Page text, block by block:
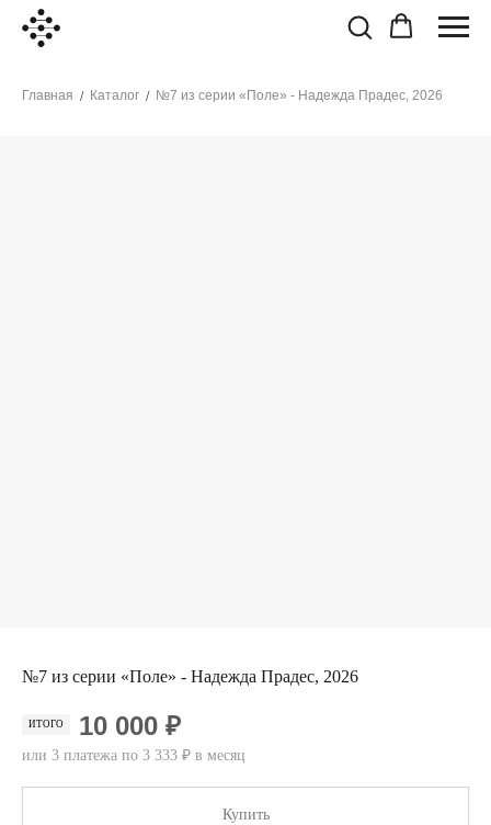
Главная / Каталог / №7 из серии «Поле» - Надежда Прадес, 2026
№7 из серии «Поле» - Надежда Прадес, 2026
ИТОГО 10 000 ₽
или 3 платежа по 3 333 ₽ в месяц
Купить